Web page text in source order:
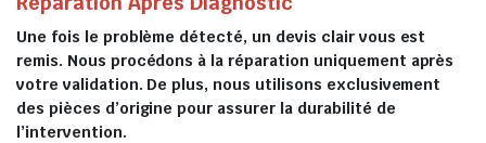
Une fois le problème détecté, un devis clair vous est
remis. Nous procédons à la réparation uniquement après
votre validation. De plus, nous utilisons exclusivement
des pièces d’origine pour assurer la durabilité de
l’intervention.